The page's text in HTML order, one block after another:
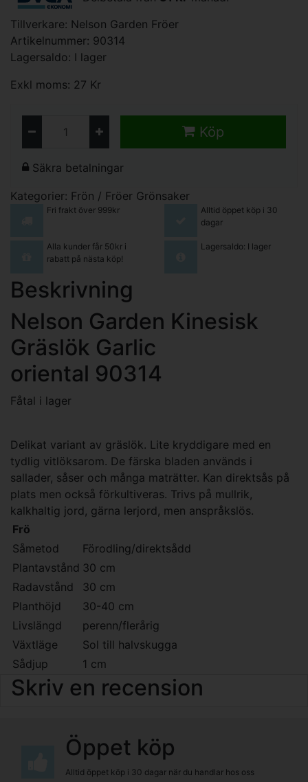
Tillverkare: Nelson Garden Fröer
Artikelnummer: 90314
Lagersaldo: I lager
Exkl moms: 27 Kr
Köp
Säkra betalningar
Kategorier: Frön / Fröer Grönsaker
Fri frakt över 999kr
Alltid öppet köp i 30
dagar
Alla kunder får 50kr i
rabatt på nästa köp!
Lagersaldo: I lager
Beskrivning
Nelson Garden Kinesisk
Gräslök Garlic
oriental 90314
Fåtal i lager
Delikat variant av gräslök. Lite kryddigare med en
tydlig vitlöksarom. De färska bladen används i
sallader, såser och många maträtter. Kan direktsås på
plats men också förkultiveras. Trivs på mullrik,
kalkhaltig jord, gärna lerjord, men anspråkslös.
Frö
Såmetod
Förodling/direktsådd
Plantavstånd 30 cm
Radavstånd
30 cm
Planthöjd
30-40 cm
Livslängd
perenn/flerårig
Växtläge
Sol till halvskugga
Sådjup
1 cm
Skriv en recension
Öppet köp
Alltid öppet köp i 30 dagar när du handlar hos oss